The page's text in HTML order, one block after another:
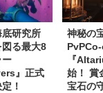
研究所
る最大8
』正式
！
神秘の
『
始！ 賞
宝石の